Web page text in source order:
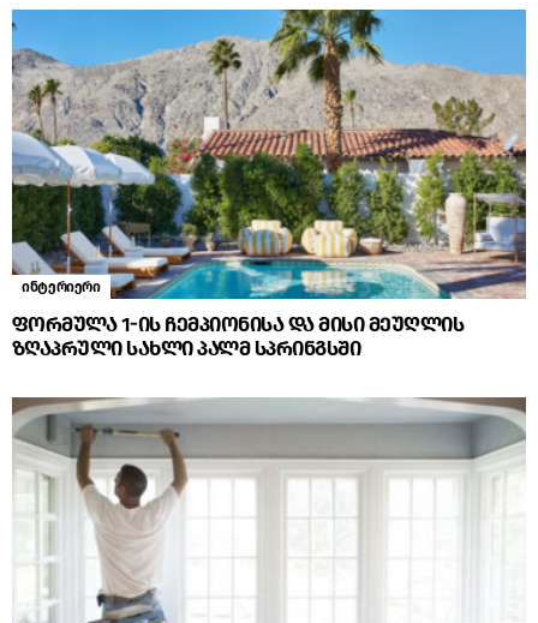
ინტერიერი
ფორმულა 1-ის ჩემპიონისა და მისი მეუღლის
ზღაპრული სახლი პალმ სპრინგსში